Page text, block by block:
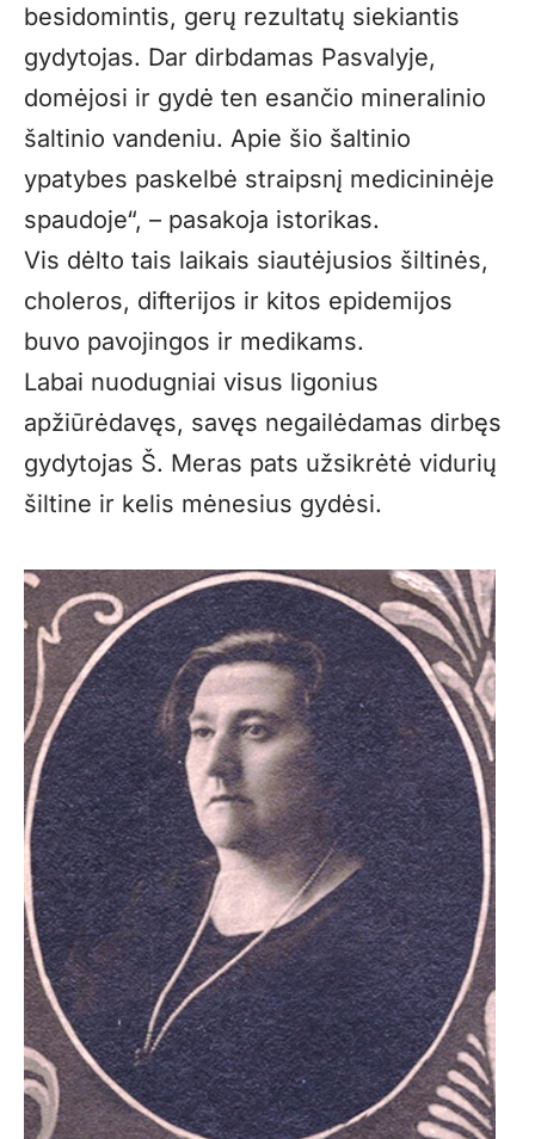
besidomintis, gerų rezultatų siekiantis
gydytojas. Dar dirbdamas Pasvalyje,
domėjosi ir gydė ten esančio mineralinio
šaltinio vandeniu. Apie šio šaltinio
ypatybes paskelbė straipsnį medicininėje
spaudoje“, – pasakoja istorikas.
Vis dėlto tais laikais siautėjusios šiltinės,
choleros, difterijos ir kitos epidemijos
buvo pavojingos ir medikams.
Labai nuodugniai visus ligonius
apžiūrėdavęs, savęs negailėdamas dirbęs
gydytojas Š. Meras pats užsikrėtė vidurių
šiltine ir kelis mėnesius gydėsi.